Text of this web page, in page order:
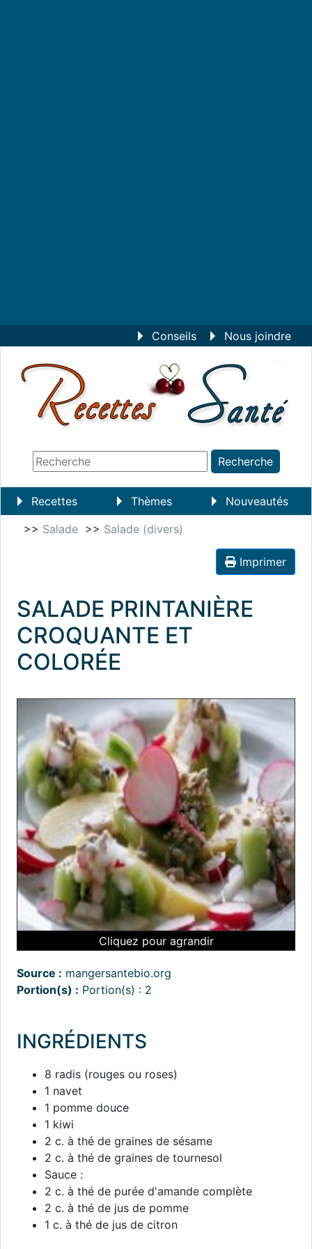
Conseils Nous joindre
Recettes Thèmes
Nouveautés
>> Salade >> Salade (divers)
Imprimer
SALADE PRINTANIÈRE
CROQUANTE ET
COLORÉE
Cliquez pour agrandir
Source : mangersantebio.org
Portion(s) : Portion(s) : 2
INGRÉDIENTS
8 radis (rouges ou roses)
1 navet
1 pomme douce
1 kiwi
2 c. à thé de graines de sésame
2 c. à thé de graines de tournesol
Sauce :
2 c. à thé de purée d'amande complète
2 c. à thé de jus de pomme
1 c. à thé de jus de citron